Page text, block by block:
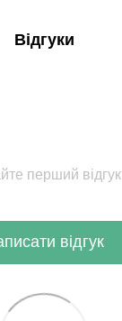
Відгуки
перший відгук
відгук